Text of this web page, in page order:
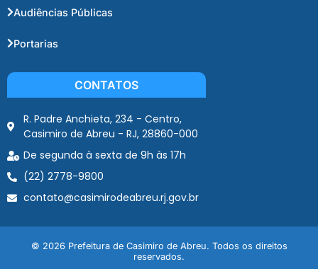
Audiências Públicas
Portarias
CONTATOS
R. Padre Anchieta, 234 - Centro,
Casimiro de Abreu - RJ, 28860-000
De segunda à sexta de 9h às 17h
(22) 2778-9800
contato@casimirodeabreu.rj.gov.br
© 2026 Prefeitura de Casimiro de Abreu. Todos os direitos
reservados.